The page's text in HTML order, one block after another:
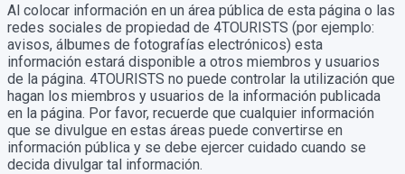
Al colocar información en un área pública de esta página o las
redes sociales de propiedad de 4TOURISTS (por ejemplo:
avisos, álbumes de fotografías electrónicos) esta
información estará disponible a otros miembros y usuarios
de la página. 4TOURISTS no puede controlar la utilización que
hagan los miembros y usuarios de la información publicada
en la página. Por favor, recuerde que cualquier información
que se divulgue en estas áreas puede convertirse en
información pública y se debe ejercer cuidado cuando se
decida divulgar tal información.